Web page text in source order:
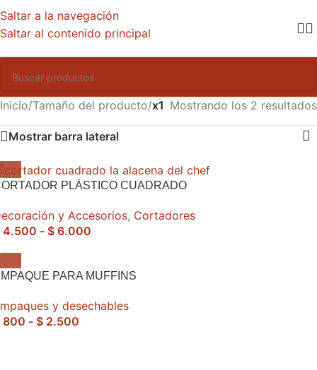
Saltar a la navegación
Saltar al contenido principal
Inicio/Tamaño del producto/x1 Mostrando los 2 resultados
Mostrar barra lateral
PLÁSTICO CUADRADO
y Accesorios, Cortadores
4.500 - $ 6.000
PARA MUFFINS
y desechables
800 - $ 2.500